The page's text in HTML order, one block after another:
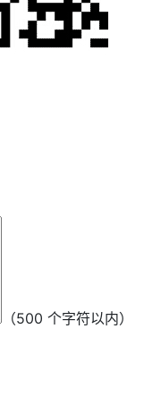
（500 个字符以内）